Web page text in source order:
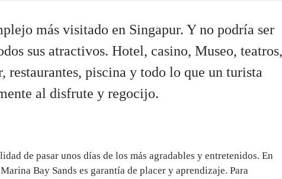
más visitado en Singapur. Y no podría ser
sus atractivos. Hotel, casino, Museo, teatros,
restaurantes, piscina y todo lo que un turista
al disfrute y regocijo.
de pasar unos días de los más agradables y entretenidos. En
Bay Sands es garantía de placer y aprendizaje. Para